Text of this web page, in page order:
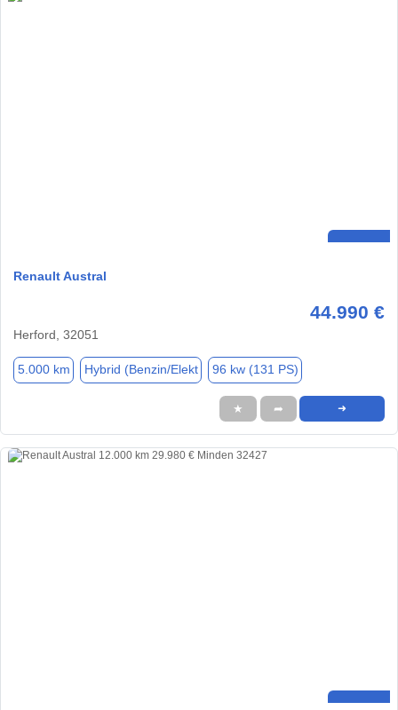
Renault Austral
44.990 €
Herford, 32051
5.000 km Hybrid (Benzin/Elekt 96 kw (131 PS)
★ ➦ ➜